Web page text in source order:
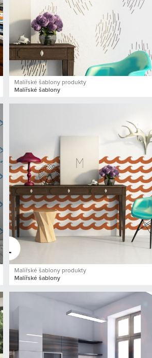
Malířské šablony produkty
Malířské šablony
Malířské šablony produkty
Malířské šablony